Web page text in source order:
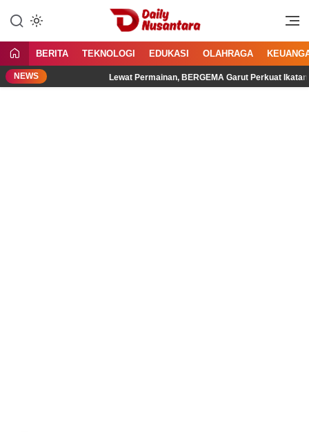
konten
Daily Nusantara
Menyajikan Fakta, Menginspirasi
BERITA TEKNOLOGI EDUKASI OLAHRAGA
NEWS Lewat Permainan, BERGEMA Garut Perkuat Ikatan